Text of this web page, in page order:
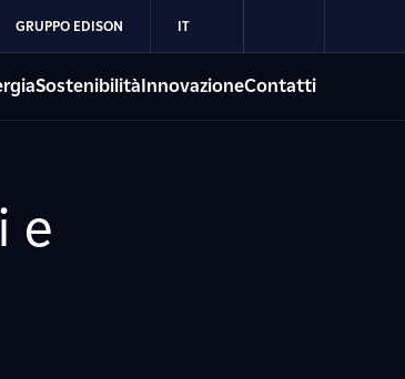
GRUPPO EDISON IT
SostenibilitàInnovazioneContatti
e